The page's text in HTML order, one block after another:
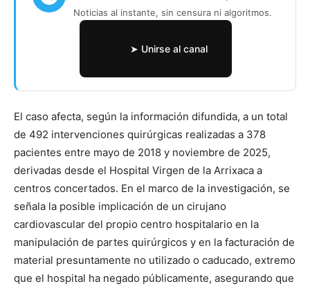
Noticias al instante, sin censura ni algoritmos.
➤ Unirse al canal
El caso afecta, según la información difundida, a un total
de 492 intervenciones quirúrgicas realizadas a 378
pacientes entre mayo de 2018 y noviembre de 2025,
derivadas desde el Hospital Virgen de la Arrixaca a
centros concertados. En el marco de la investigación, se
señala la posible implicación de un cirujano
cardiovascular del propio centro hospitalario en la
manipulación de partes quirúrgicos y en la facturación de
material presuntamente no utilizado o caducado, extremo
que el hospital ha negado públicamente, asegurando que